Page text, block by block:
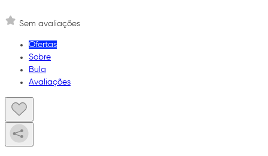
Sem avaliações
Ofertas
Sobre
Bula
Avaliações